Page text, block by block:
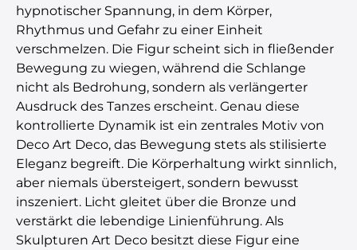
hypnotischer Spannung, in dem Körper,
Rhythmus und Gefahr zu einer Einheit
verschmelzen. Die Figur scheint sich in fließender
Bewegung zu wiegen, während die Schlange
nicht als Bedrohung, sondern als verlängerter
Ausdruck des Tanzes erscheint. Genau diese
kontrollierte Dynamik ist ein zentrales Motiv von
Deco Art Deco, das Bewegung stets als stilisierte
Eleganz begreift. Die Körperhaltung wirkt sinnlich,
aber niemals übersteigert, sondern bewusst
inszeniert. Licht gleitet über die Bronze und
verstärkt die lebendige Linienführung. Als
Skulpturen Art Deco besitzt diese Figur eine